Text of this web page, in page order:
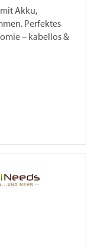
Akku,
Perfektes
– kabellos &